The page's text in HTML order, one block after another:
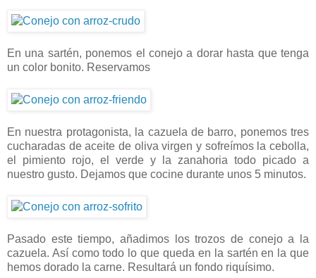
En una sartén, ponemos el conejo a dorar hasta que tenga
un color bonito. Reservamos
En nuestra protagonista, la cazuela de barro, ponemos tres
cucharadas de aceite de oliva virgen y sofreímos la cebolla,
el pimiento rojo, el verde y la zanahoria todo picado a
nuestro gusto. Dejamos que cocine durante unos 5 minutos.
Pasado este tiempo, añadimos los trozos de conejo a la
cazuela. Así como todo lo que queda en la sartén en la que
hemos dorado la carne. Resultará un fondo riquísimo.